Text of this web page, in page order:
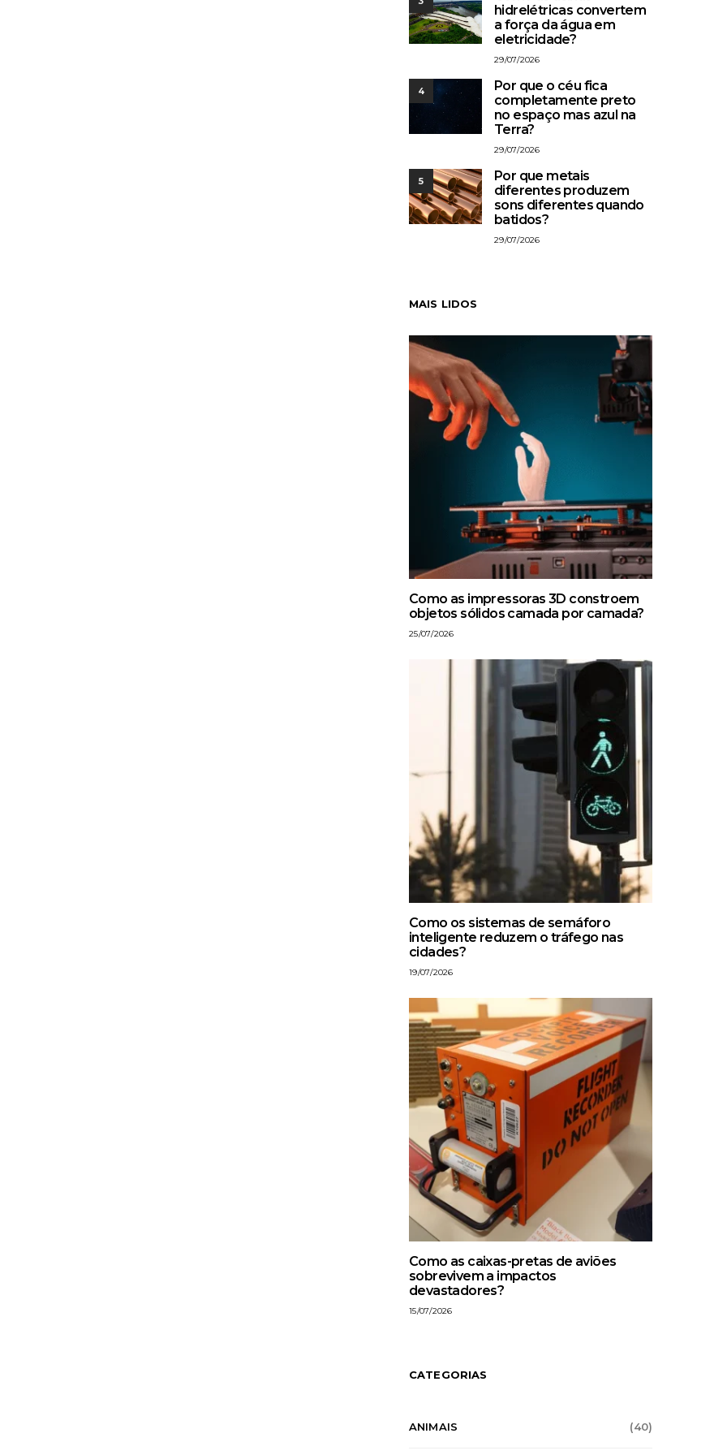
hidrelétricas convertem
a força da água em
eletricidade?
29/07/2026
4
Por que o céu fica
completamente preto
no espaço mas azul na
Terra?
29/07/2026
5
Por que metais
diferentes produzem
sons diferentes quando
batidos?
29/07/2026
MAIS LIDOS
Como as impressoras 3D constroem
objetos sólidos camada por camada?
25/07/2026
Como os sistemas de semáforo
inteligente reduzem o tráfego nas
cidades?
19/07/2026
Como as caixas-pretas de aviões
sobrevivem a impactos
devastadores?
15/07/2026
CATEGORIAS
ANIMAIS (40)